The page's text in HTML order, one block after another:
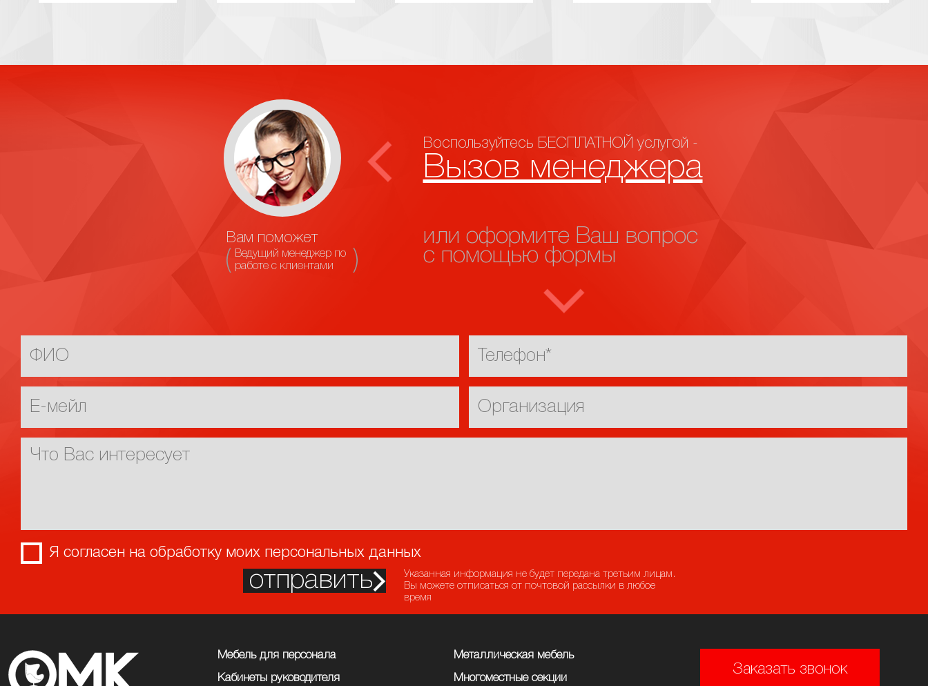
Вам поможет
Ведущий менеджер по
работе с клиентами
Воспользуйтесь БЕСПЛАТНОЙ услугой -
Вызов менеджера
или оформите Ваш вопрос
с помощью формы
Я согласен на обработку моих персональных данных
отправить
Указанная информация не будет передана третьим лицам.
Вы можете отписаться от почтовой рассылки в любое
время
Мебель для персонала
Кабинеты руководителя
Металлическая мебель
Многоместные секции
Заказать звонок